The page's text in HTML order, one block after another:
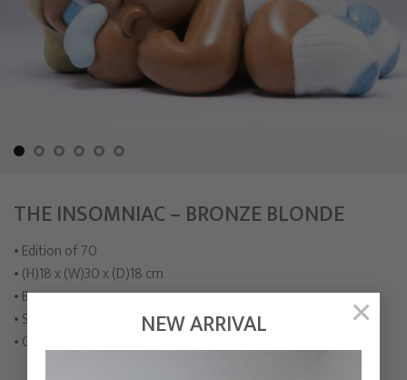
NEW ARRIVAL ×
THE INSOMNIAC – BRONZE BLONDE
• Edition of 70
• (H)18 x (W)30 x (D)18 cm
• Bronze
• Signed and numbered byCrybaby Molly
• Comes with COA and wooden box